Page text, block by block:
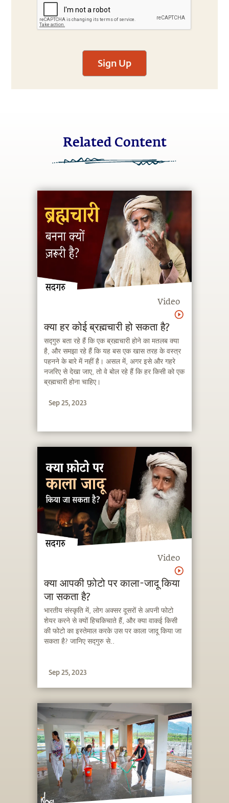
Sign Up
Related Content
Video
क्या हर कोई ब्रह्मचारी हो सकता है?
सद्गुरु बता रहे हैं कि एक ब्रह्मचारी होने का मतलब क्या
है, और समझा रहे हैं कि यह बस एक खास तरह के वस्त्र
पहनने के बारे में नहीं है। असल में, अगर इसे और गहरे
नजरिए से देखा जाए, तो वे बोल रहे हैं कि हर किसी को एक
ब्रह्मचारी होना चाहिए।
Sep 25, 2023
Video
क्या आपकी फ़ोटो पर काला-जादू किया
जा सकता है?
भारतीय संस्कृति में, लोग अक्सर दूसरों से अपनी फोटो
शेयर करने से क्यों हिचकिचाते हैं, और क्या वाकई किसी
की फोटो का इस्तेमाल करके उस पर काला जादू किया जा
सकता है? जानिए सद्गुरु से..
Sep 25, 2023